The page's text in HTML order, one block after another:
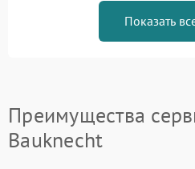
Показать
Преимущества
Bauknecht